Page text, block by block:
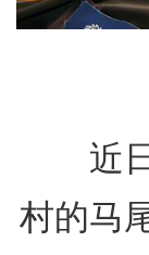
近日
村的马